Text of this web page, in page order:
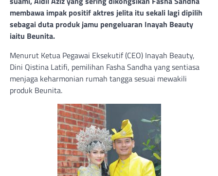
membawa impak positif aktres jelita itu sekali lagi dipilih
sebagai duta produk jamu pengeluaran Inayah Beauty
iaitu Beunita.
Menurut Ketua Pegawai Eksekutif (CEO) Inayah Beauty,
Dini Qistina Latifi, pemilihan Fasha Sandha yang sentiasa
menjaga keharmonian rumah tangga sesuai mewakili
produk Beunita.